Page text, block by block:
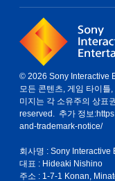
© 2026 Sony Interactive
모든 콘텐츠, 게임 타이틀
미지는 각 소유주의 상표
reserved. 추가 정보:
and-trademark-notice/
회사명 : Sony Interactive
대표 : Hideaki Nishino
주소 : 1-7-1 Konan,